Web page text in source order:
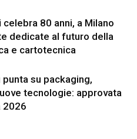
80 anni, a Milano
dedicate al futuro della
e cartotecnica
su packaging,
tecnologie: approvata
2026